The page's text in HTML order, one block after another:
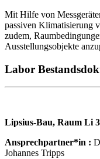
Mit Hilfe von
passiven Klimatisierung
zudem,
Ausstellungsobjekte
Labor
Lipsius-Bau, Raum Li
Ansprechpartner*in :
Johannes Tripps